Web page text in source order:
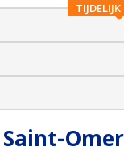
TIJDELIJK